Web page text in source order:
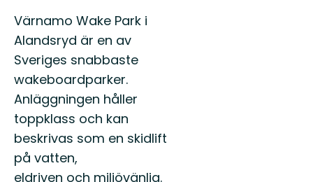
Värnamo Wake Park i
Alandsryd är en av
Sveriges snabbaste
wakeboardparker.
Anläggningen håller
toppklass och kan
beskrivas som en skidlift
på vatten,
eldriven och miljövänlig.